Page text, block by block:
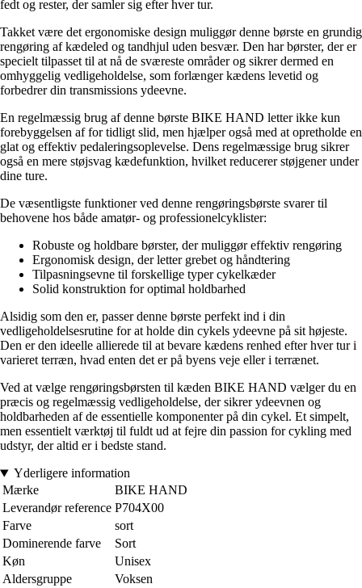
fedt og rester, der samler sig efter hver tur.
Takket være det ergonomiske design muliggør denne børste en grundig
rengøring af kædeled og tandhjul uden besvær. Den har børster, der er
specielt tilpasset til at nå de sværeste områder og sikrer dermed en
omhyggelig vedligeholdelse, som forlænger kædens levetid og
forbedrer din transmissions ydeevne.
En regelmæssig brug af denne børste BIKE HAND letter ikke kun
forebyggelsen af for tidligt slid, men hjælper også med at opretholde en
glat og effektiv pedaleringsoplevelse. Dens regelmæssige brug sikrer
også en mere støjsvag kædefunktion, hvilket reducerer støjgener under
dine ture.
De væsentligste funktioner ved denne rengøringsbørste svarer til
behovene hos både amatør- og professionelcyklister:
Robuste og holdbare børster, der muliggør effektiv rengøring
Ergonomisk design, der letter grebet og håndtering
Tilpasningsevne til forskellige typer cykelkæder
Solid konstruktion for optimal holdbarhed
Alsidig som den er, passer denne børste perfekt ind i din
vedligeholdelsesrutine for at holde din cykels ydeevne på sit højeste.
Den er den ideelle allierede til at bevare kædens renhed efter hver tur i
varieret terræn, hvad enten det er på byens veje eller i terrænet.
Ved at vælge rengøringsbørsten til kæden BIKE HAND vælger du en
præcis og regelmæssig vedligeholdelse, der sikrer ydeevnen og
holdbarheden af de essentielle komponenter på din cykel. Et simpelt,
men essentielt værktøj til fuldt ud at fejre din passion for cykling med
udstyr, der altid er i bedste stand.
Yderligere information
Mærke
BIKE HAND
Leverandør reference P704X00
Farve
sort
Dominerende farve
Sort
Køn
Unisex
Aldersgruppe
Voksen